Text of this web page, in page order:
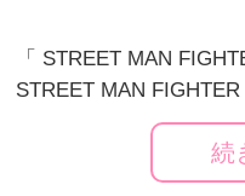
「 STREET MAN
STREET MAN
月に続々と日本初放送
100％韓国エンターテ
続